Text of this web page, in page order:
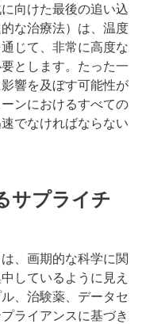
向けた最後の追い込
な治療法）は、温度
じて、非常に高度な
とします。たった一
響を及ぼす可能性が
ンにおけるすべての
でなければならない
サプライチ
、画期的な科学に関
しているように見え
、治験薬、データセ
ライアンスに基づき